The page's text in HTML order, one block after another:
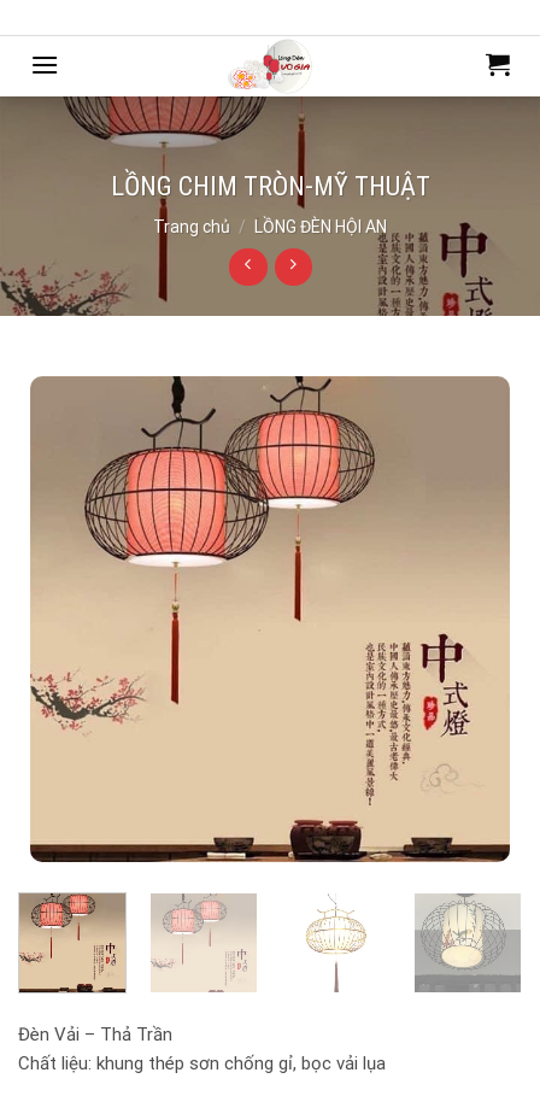
qua
dung
LỒNG CHIM TRÒN-MỸ THUẬT
Trang chủ / LỒNG ĐÈN HỘI AN
Đèn Vải – Thả Trần
Chất liệu: khung thép sơn chống gỉ, bọc vải lụa